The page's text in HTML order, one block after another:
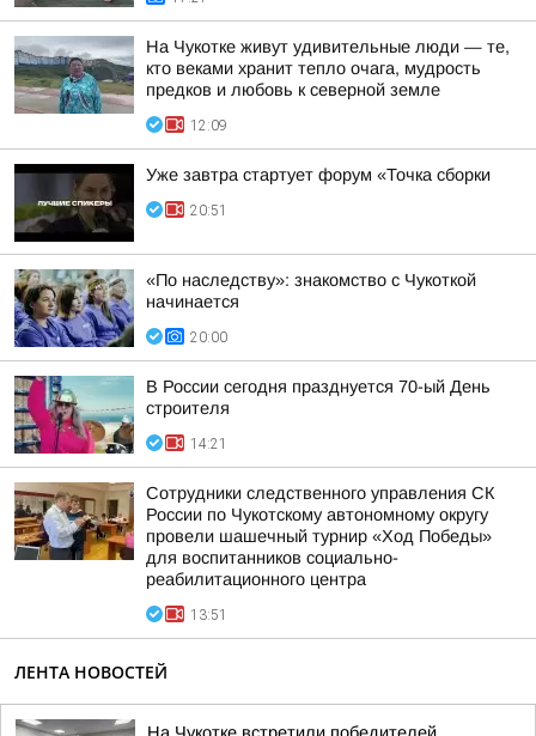
На Чукотке живут удивительные люди — те,
кто веками хранит тепло очага, мудрость
предков и любовь к северной земле
12:09
Уже завтра стартует форум «Точка сборки
20:51
«По наследству»: знакомство с Чукоткой
начинается
20:00
В России сегодня празднуется 70-ый День
строителя
14:21
Сотрудники следственного управления СК
России по Чукотскому автономному округу
провели шашечный турнир «Ход Победы»
для воспитанников социально-
реабилитационного центра
13:51
ЛЕНТА НОВОСТЕЙ